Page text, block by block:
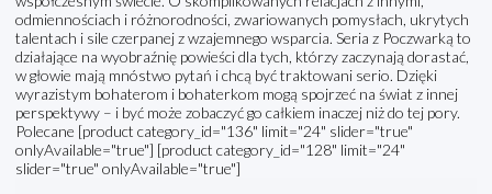
odmiennościach i różnorodności, zwariowanych pomysłach, ukrytych
talentach i sile czerpanej z wzajemnego wsparcia. Seria z Poczwarką to
działające na wyobraźnię powieści dla tych, którzy zaczynają dorastać,
w głowie mają mnóstwo pytań i chcą być traktowani serio. Dzięki
wyrazistym bohaterom i bohaterkom mogą spojrzeć na świat z innej
perspektywy – i być może zobaczyć go całkiem inaczej niż do tej pory.
Polecane [product category_id="136" limit="24" slider="true"
onlyAvailable="true"] [product category_id="128" limit="24"
slider="true" onlyAvailable="true"]